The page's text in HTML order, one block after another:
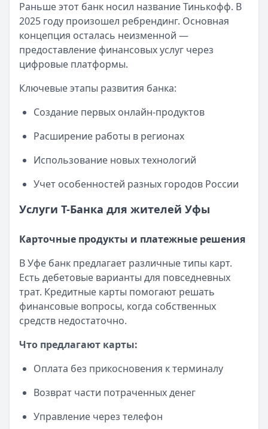
Альфа-Банк— Вторичное жилье
Рейтинг: 4.9
Т-Банк— Новостройка
Рейтинг:4.6
Альфа-Банк— Готовый дом без господдержки
— Комбо-ипотека для семей с детьми
Рейтинг:
Альфа-Банк— Новостройка
Рейтинг:4.9
Рейтинг:4.8
Все ипотечные программы
Вклады — лучшие предложения
Газпромбанк — Накопительный счет
Т-Банк— Накопительный счет
Рейтинг:
Газпромбанк— Ежедневный процент
Рейтинг: 4.6
Т-Банк— СмартВклад
Рейтинг:4.6
Газпромбанк— Ключевой момент
Т-Банк— СмартВклад (CNY)
Рейтинг:4.6
— Ежедневная выгода
Рейтинг:4.6
Рейтинг:4.6
Инвестиционные решения
Банк адаптируется под потребности клиентов.
История компании показывает: правильная
стратегия и готовность к переменам приводят к
среди российских финансовых организаций.
Компания продолжает устанавливать новые
Читать статью
Все статьи
Раньше этот банк носил название Тинькофф. В
2025 году произошел ребрендинг. Основная
концепция осталась неизменной —
предоставление финансовых услуг через
цифровые платформы.
Ключевые этапы развития банка:
Создание первых онлайн-продуктов
Расширение работы в регионах
Использование новых технологий
Учет особенностей разных городов России
Услуги Т-Банка для жителей Уфы
Карточные продукты и платежные решения
В Уфе банк предлагает различные типы карт.
Есть дебетовые варианты для повседневных
трат. Кредитные карты помогают решать
финансовые вопросы, когда собственных
средств недостаточно.
Что предлагают карты:
Оплата без прикосновения к терминалу
Возврат части потраченных денег
Управление через телефон